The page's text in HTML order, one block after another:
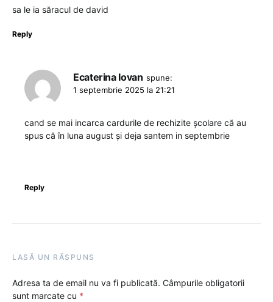
sa le ia săracul de david
Reply
Ecaterina Iovan spune:
1 septembrie 2025 la 21:21
cand se mai incarca cardurile de rechizite școlare că au
spus că în luna august și deja santem in septembrie
Reply
LASĂ UN RĂSPUNS
Adresa ta de email nu va fi publicată. Câmpurile obligatorii
sunt marcate cu *